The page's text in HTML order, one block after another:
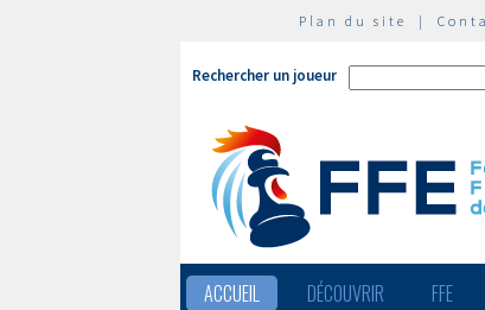
Plan du site |
Rechercher un joueur
ACCUEIL DÉCOUVRIR FFE